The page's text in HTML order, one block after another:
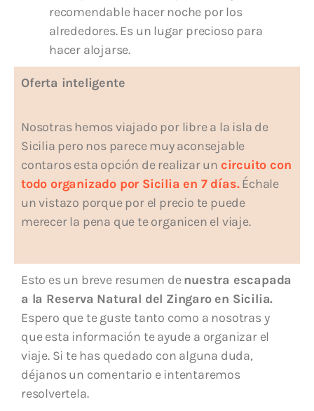
recomendable hacer noche por los
alrededores. Es un lugar precioso para
hacer alojarse.
Oferta inteligente
Nosotras hemos viajado por libre a la isla de
Sicilia pero nos parece muy aconsejable
contaros esta opción de realizar un circuito con
todo organizado por Sicilia en 7 días. Échale
un vistazo porque por el precio te puede
merecer la pena que te organicen el viaje.
Esto es un breve resumen denuestra escapada
a la Reserva Natural del Zingaro en Sicilia.
Espero que te guste tanto como a nosotras y
que esta información te ayude a organizar el
viaje. Si te has quedado con alguna duda,
déjanos un comentario e intentaremos
resolvertela.